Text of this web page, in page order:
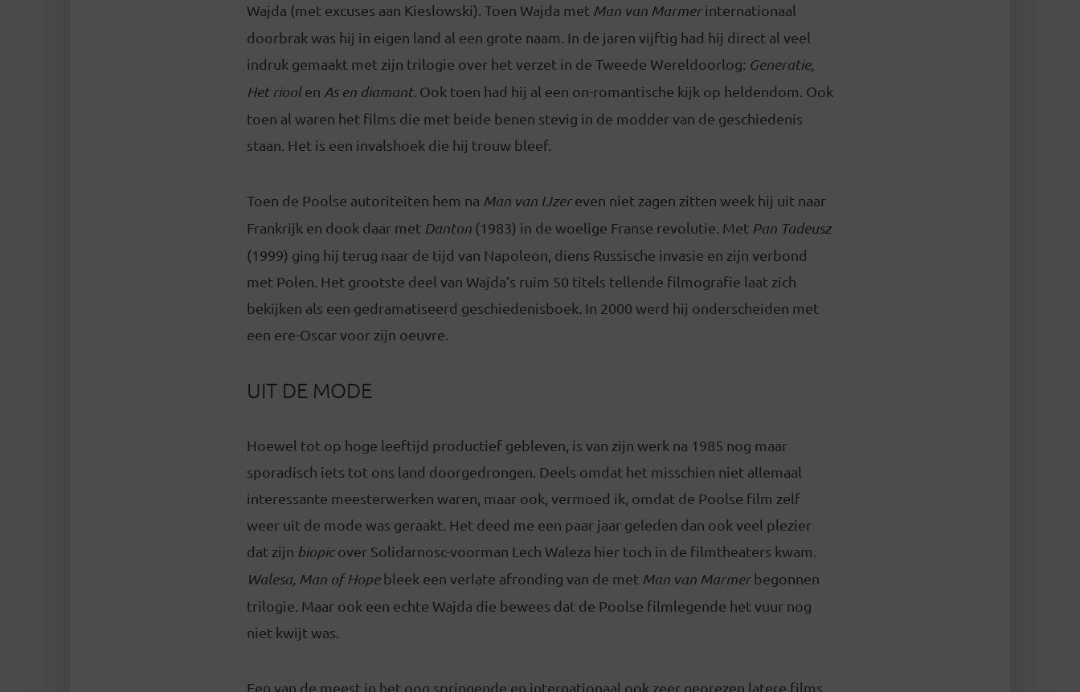
Wajda (met excuses aan Kieslowski). Toen Wajda met Man van Marmerinternationaal
doorbrak was hij in eigen land al een grote naam. In de jaren vijftig had hij direct al veel
indruk gemaakt met zijn trilogie over het verzet in de Tweede Wereldoorlog: Generatie,
Het rioolen As en diamant. Ook toen had hij al een on-romantische kijk op heldendom. Ook
toen al waren het films die met beide benen stevig in de modder van de geschiedenis
staan. Het is een invalshoek die hij trouw bleef.
Toen de Poolse autoriteiten hem na Man van IJzereven niet zagen zitten week hij uit naar
Frankrijk en dook daar met Danton (1983) in de woelige Franse revolutie. Met Pan Tadeusz
(1999) ging hij terug naar de tijd van Napoleon, diens Russische invasie en zijn verbond
met Polen. Het grootste deel van Wajda’s ruim 50 titels tellende filmografie laat zich
bekijken als een gedramatiseerd geschiedenisboek. In 2000 werd hij onderscheiden met
een ere-Oscar voor zijn oeuvre.
UIT DE MODE
Hoewel tot op hoge leeftijd productief gebleven, is van zijn werk na 1985 nog maar
sporadisch iets tot ons land doorgedrongen. Deels omdat het misschien niet allemaal
interessante meesterwerken waren, maar ook, vermoed ik, omdat de Poolse film zelf
weer uit de mode was geraakt. Het deed me een paar jaar geleden dan ook veel plezier
dat zijn biopicover Solidarnosc-voorman Lech Waleza hier toch in de filmtheaters kwam.
Walesa, Man of Hopebleek een verlate afronding van de met Man van Marmerbegonnen
trilogie. Maar ook een echte Wajda die bewees dat de Poolse filmlegende het vuur nog
niet kwijt was.
Een van de meest in het oog springende en internationaal ook zeer geprezen latere films